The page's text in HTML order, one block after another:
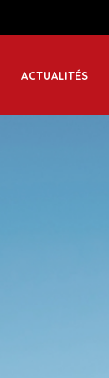
ACTUALITÉS